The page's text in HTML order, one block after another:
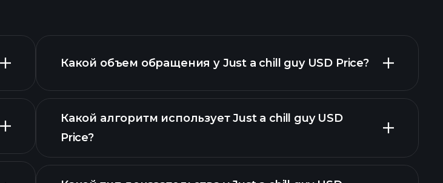
Какой объем обращения у Just a chill guy USD Price?
Какой алгоритм использует Just a chill guy USD
Price?